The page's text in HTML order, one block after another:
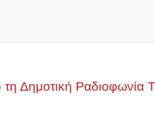
Δημοτική Ραδιοφωνία